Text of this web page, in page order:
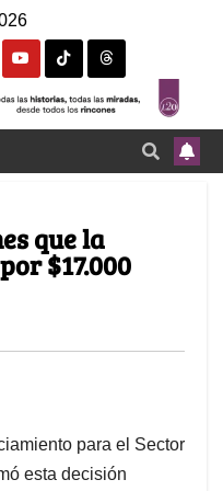
que la
$17.000
para el Sector
esta decisión